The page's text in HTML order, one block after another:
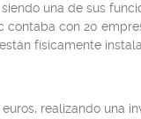
una de sus
con 20
físicamente
realizando una